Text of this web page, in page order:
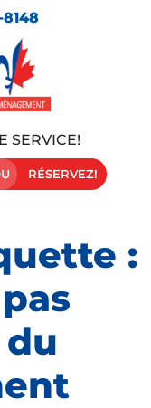
8148
SERVICE!
RÉSERVEZ!
: